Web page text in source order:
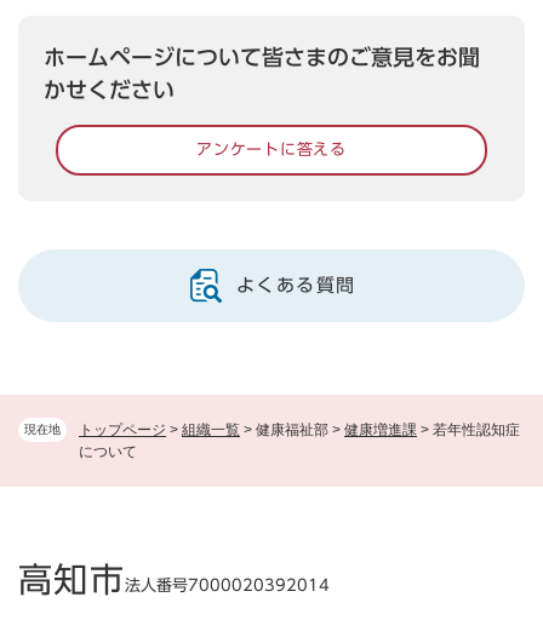
現在地 トップページ > 組織一覧 > 健康福祉部 > 健康増進課 > 若年性認知症
について
ホームページについて皆さまのご意見をお聞
かせください
アンケートに答える
よくある質問
高知市法人番号7000020392014